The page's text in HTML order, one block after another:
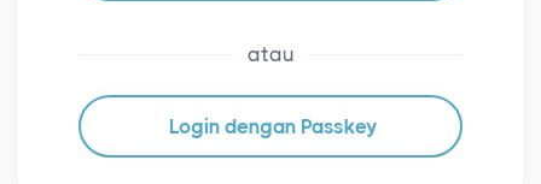
atau
Login dengan Passkey